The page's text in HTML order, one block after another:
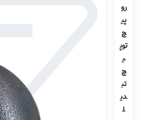
رو
پی
چ
توپ
ی
چ
تب
دی
ل